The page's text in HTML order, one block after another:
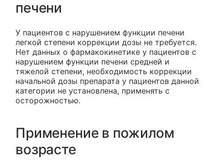
печени
У пациентов с нарушением функции печени
легкой степени коррекции дозы не требуется.
Нет данных о фармакокинетике у пациентов с
нарушением функции печени средней и
тяжелой степени, необходимость коррекции
начальной дозы препарата у пациентов данной
категории не установлена, применять с
осторожностью.
Применение в пожилом
возрасте